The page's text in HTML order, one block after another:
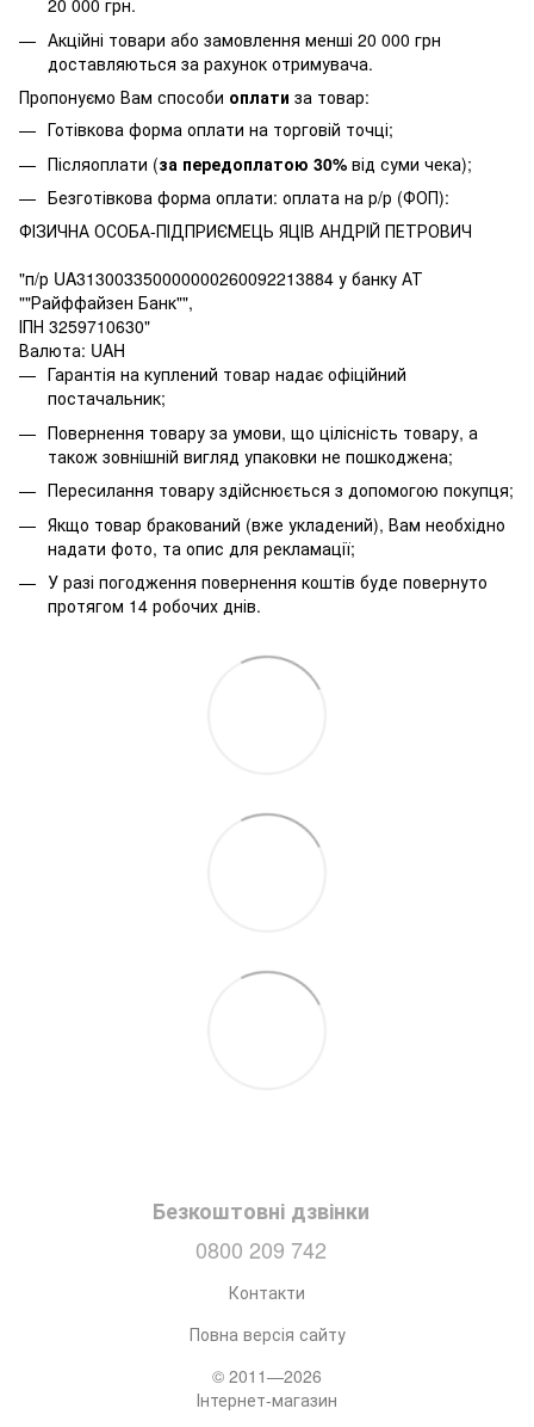
20 000 грн.
Акційні товари або замовлення менші 20 000 грн
доставляються за рахунок отримувача.
Пропонуємо Вам способи оплати за товар:
Готівкова форма оплати на торговій точці;
Післяоплати (за передоплатою 30% від суми чека);
Безготівкова форма оплати: оплата на р/р (ФОП):
ФІЗИЧНА ОСОБА-ПІДПРИЄМЕЦЬ ЯЦІВ АНДРІЙ ПЕТРОВИЧ
"п/р UA313003350000000260092213884 у банку АТ
""Райффайзен Банк"",
ІПН 3259710630"
Валюта: UAH
Гарантія на куплений товар надає офіційний
постачальник;
Повернення товару за умови, що цілісність товару, а
також зовнішній вигляд упаковки не пошкоджена;
Пересилання товару здійснюється з допомогою покупця;
Якщо товар бракований (вже укладений), Вам необхідно
надати фото, та опис для рекламації;
У разі погодження повернення коштів буде повернуто
протягом 14 робочих днів.
Безкоштовні дзвінки
0800 209 742
Контакти
Повна версія сайту
© 2011—2026
Інтернет-магазин